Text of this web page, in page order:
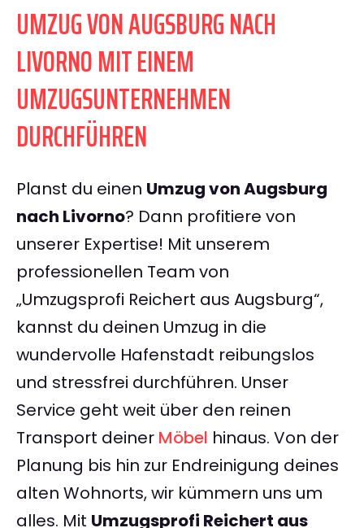
UMZUG VON AUGSBURG NACH
LIVORNO MIT EINEM
UMZUGSUNTERNEHMEN
DURCHFÜHREN
Planst du einen Umzug von Augsburg
nach Livorno? Dann profitiere von
unserer Expertise! Mit unserem
professionellen Team von
„Umzugsprofi Reichert aus Augsburg“,
kannst du deinen Umzug in die
wundervolle Hafenstadt reibungslos
und stressfrei durchführen. Unser
Service geht weit über den reinen
Transport deiner Möbel hinaus. Von der
Planung bis hin zur Endreinigung deines
alten Wohnorts, wir kümmern uns um
alles. Mit Umzugsprofi Reichert aus